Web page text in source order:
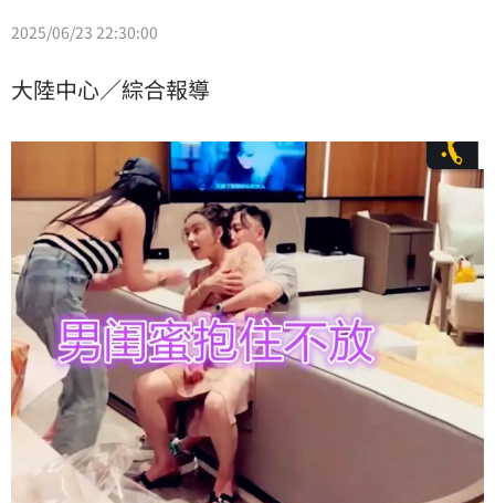
2025/06/23 22:30:00
大陸中心／綜合報導